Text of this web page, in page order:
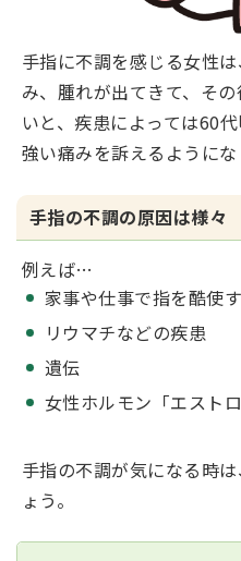
手指に不調を感じる女性
み、腫れが出てきて、そ
いと、疾患によっては60
強い痛みを訴えるようにな
手指の不調の原因は様々
例えば…
家事や仕事で指を酷使
リウマチなどの疾患
遺伝
女性ホルモン「エスト
手指の不調が気になる時
ょう。